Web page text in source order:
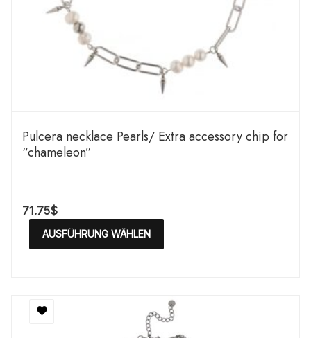
Pulcera necklace Pearls/ Extra accessory chip for
“chameleon”
71.75$
AUSFÜHRUNG WÄHLEN